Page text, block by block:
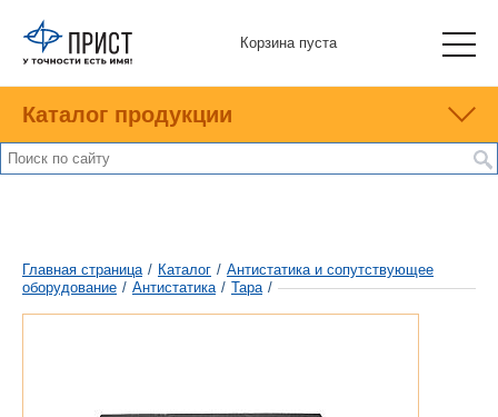
Корзина пуста
Каталог продукции
Главная страница / Каталог / Антистатика и сопутствующее
оборудование / Антистатика / Тара /